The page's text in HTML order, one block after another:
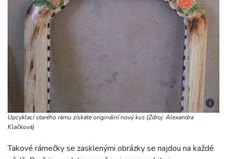
i
Upcyklací starého rámu získáte originální nový kus (Zdroj: Alexandra
Klačková)
Takové rámečky se zasklenými obrázky se najdou na každé